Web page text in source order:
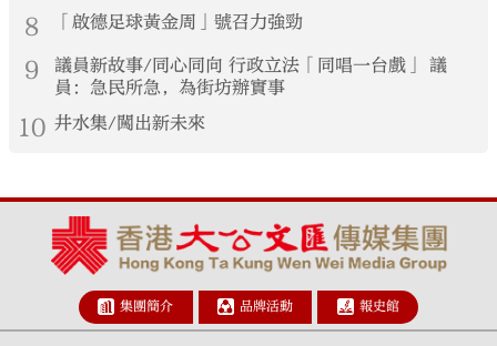
8 「啟德足球黃金周」號召力強勁
9
議員新故事/同心同向 行政立法「同唱一台戲」 議
員：急民所急，為街坊辦實事
10 井水集/闖出新未來
集團簡介 品牌活動 報史館